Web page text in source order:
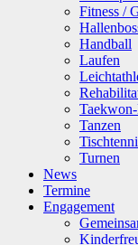
Fitness /
Handball
Laufen
Tanzen
Turnen
News
Termine
Engagement